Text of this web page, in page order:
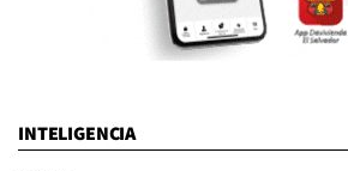
INTELIGENCIA